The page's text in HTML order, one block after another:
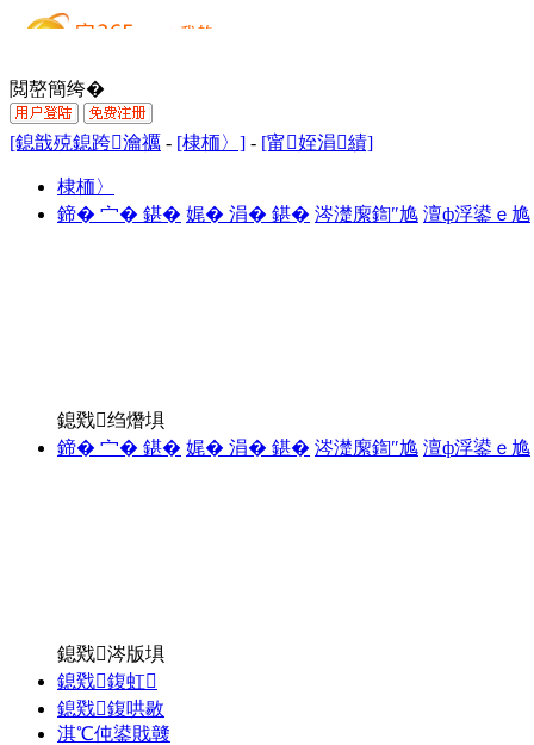
閲嶅簡绔�
[鎴戠殑鎴跨瀹禲 - [棣栭〉] - [甯姪涓績]
棣栭〉
鍗� 宀� 鍖� 娓� 涓� 鍖� 涔濋緳鍧″尯 澶ф浮鍙ｅ尯
鎴戣绉熸埧
鍗� 宀� 鍖� 娓� 涓� 鍖� 涔濋緳鍧″尯 澶ф浮鍙ｅ尯
鎴戣涔版埧
鎴戣鍑虹
鎴戣鍑哄敭
淇℃伅鍙戝竷